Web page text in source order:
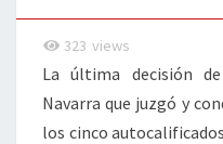
323 views
La última decisión
Navarra que juzgó y
los cinco